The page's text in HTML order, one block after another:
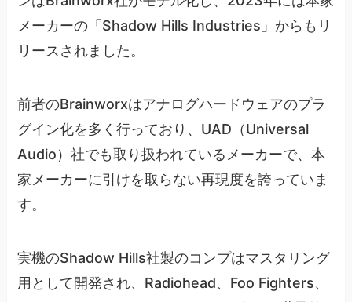
メーカーの「Shadow Hills Industries」からもリ
リースされました。
前者のBrainworxはアナログハードウェアのプラ
グイン化を多く行っており、UAD（Universal
Audio）社でも取り扱われているメーカーで、本
家メーカーに引けを取らない再現度を誇っていま
す。
実機のShadow Hills社製のコンプはマスタリング
用として開発され、Radiohead、Foo Fighters、